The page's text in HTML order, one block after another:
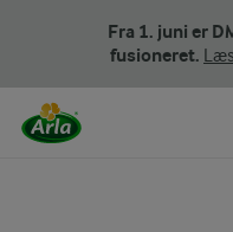
Fra 1. juni er
fusioneret.